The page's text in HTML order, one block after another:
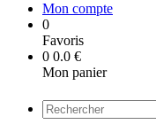
Mon compte
0
Favoris
0 0.0 €
Mon panier